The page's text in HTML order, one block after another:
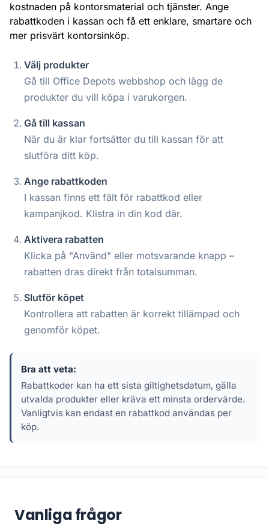
kostnaden på kontorsmaterial och tjänster. Ange
rabattkoden i kassan och få ett enklare, smartare och
mer prisvärt kontorsinköp.
Välj produkter
Gå till Office Depots webbshop och lägg de
produkter du vill köpa i varukorgen.
Gå till kassan
När du är klar fortsätter du till kassan för att
slutföra ditt köp.
Ange rabattkoden
I kassan finns ett fält för rabattkod eller
kampanjkod. Klistra in din kod där.
Aktivera rabatten
Klicka på "Använd" eller motsvarande knapp –
rabatten dras direkt från totalsumman.
Slutför köpet
Kontrollera att rabatten är korrekt tillämpad och
genomför köpet.
Bra att veta:
Rabattkoder kan ha ett sista giltighetsdatum, gälla
utvalda produkter eller kräva ett minsta ordervärde.
Vanligtvis kan endast en rabattkod användas per
köp.
Vanliga frågor